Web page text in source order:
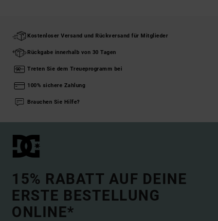
Kostenloser Versand und Rückversand für Mitglieder
Rückgabe innerhalb von 30 Tagen
Treten Sie dem Treueprogramm bei
100% sichere Zahlung
Brauchen Sie Hilfe?
15% RABATT AUF DEINE
ERSTE BESTELLUNG
ONLINE*